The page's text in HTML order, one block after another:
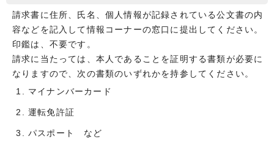
請求書に住所、氏名、個人情報が記録されている公文書の内
容などを記入して情報コーナーの窓口に提出してください。
印鑑は、不要です。
請求に当たっては、本人であることを証明する書類が必要に
なりますので、次の書類のいずれかを持参してください。
マイナンバーカード
運転免許証
パスポート など